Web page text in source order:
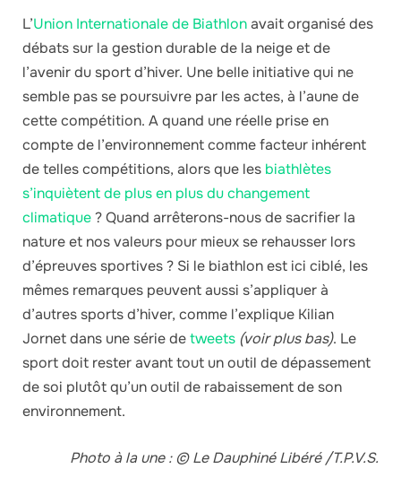
L’Union Internationale de Biathlonavait organisé des
débats sur la gestion durable de la neige et de
l’avenir du sport d’hiver. Une belle initiative qui ne
semble pas se poursuivre par les actes, à l’aune de
cette compétition. A quand une réelle prise en
compte de l’environnement comme facteur inhérent
de telles compétitions, alors que les biathlètes
s’inquiètent de plus en plus du changement
climatique? Quand arrêterons-nous de sacrifier la
nature et nos valeurs pour mieux se rehausser lors
d’épreuves sportives ? Si le biathlon est ici ciblé, les
mêmes remarques peuvent aussi s’appliquer à
d’autres sports d’hiver, comme l’explique Kilian
Jornet dans une série detweets (voir plus bas). Le
sport doit rester avant tout un outil de dépassement
de soi plutôt qu’un outil de rabaissement de son
environnement.
Photo à la une : © Le Dauphiné Libéré /T.P.V.S.